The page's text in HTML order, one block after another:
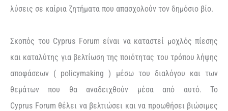
λύσεις σε καίρια ζητήματα που απασχολούν τον δημόσιο βίο.
Σκοπός του Cyprus Forum είναι να καταστεί μοχλός πίεσης
και καταλύτης για βελτίωση της ποιότητας του τρόπου λήψης
αποφάσεων ( policymaking) μέσω του διαλόγου και των
θεμάτων που θα αναδειχθούν μέσα από αυτό. Το
Cyprus Forum θέλει να βελτιώσει και να προωθήσει βιώσιμες